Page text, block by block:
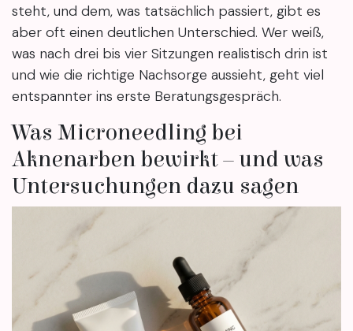
steht, und dem, was tatsächlich passiert, gibt es
aber oft einen deutlichen Unterschied. Wer weiß,
was nach drei bis vier Sitzungen realistisch drin ist
und wie die richtige Nachsorge aussieht, geht viel
entspannter ins erste Beratungsgespräch.
Was Microneedling bei
Aknenarben bewirkt – und was
Untersuchungen dazu sagen